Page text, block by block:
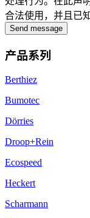
合法使用，并且已
Send message
产品系列
Berthiez
Bumotec
Dörries
Droop+Rein
Ecospeed
Heckert
Scharmann